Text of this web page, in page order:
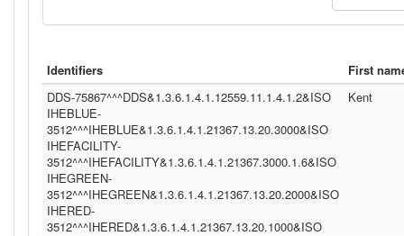
Identifiers
First
DDS-75867^^^DDS&1.3.6.1.4.1.12559.11.1.4.1.2&ISO
IHEBLUE-
3512^^^IHEBLUE&1.3.6.1.4.1.21367.13.20.3000&ISO
IHEFACILITY-
3512^^^IHEFACILITY&1.3.6.1.4.1.21367.3000.1.6&ISO
IHEGREEN-
3512^^^IHEGREEN&1.3.6.1.4.1.21367.13.20.2000&ISO
IHERED-
3512^^^IHERED&1.3.6.1.4.1.21367.13.20.1000&ISO
Kent